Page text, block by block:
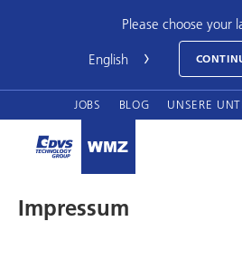
Please choose your
JOBS BLOG UNSERE
Impressum